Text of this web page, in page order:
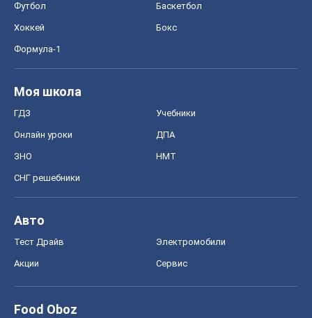
Футбол Баскетбол
Хоккей Бокс
Формула-1
Моя школа
ГДЗ Учебники
Онлайн уроки ДПА
ЗНО НМТ
СНГ решебники
Авто
Тест Драйв Электромобили
Акции Сервис
Food Oboz